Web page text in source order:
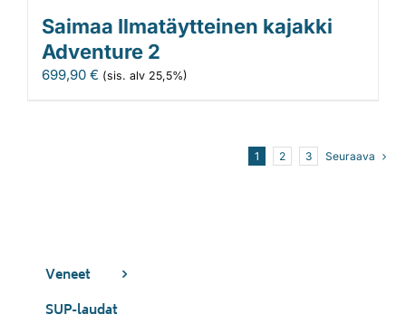
Saimaa Ilmatäytteinen kajakki
Adventure 2
699,90 € (sis. alv 25,5%)
1 2 3 Seuraava
Veneet
SUP-laudat